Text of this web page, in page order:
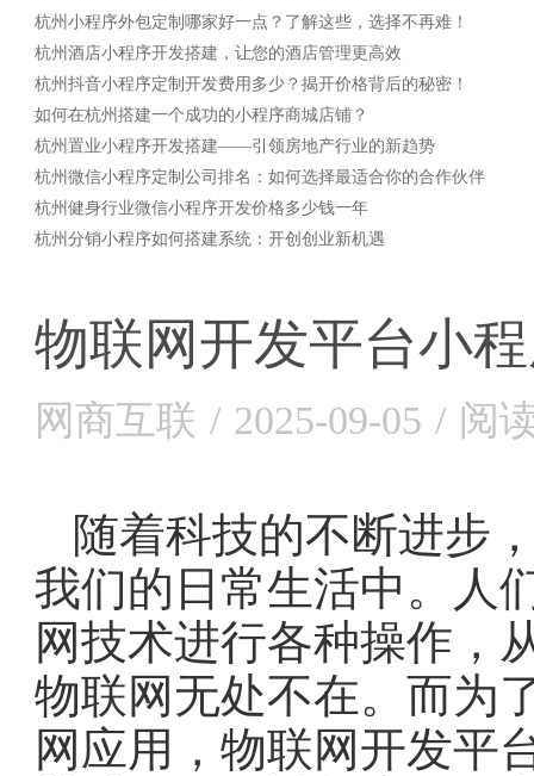
杭州小程序外包定制哪家好一点？了解这些，选择不再难！
杭州酒店小程序开发搭建，让您的酒店管理更高效
杭州抖音小程序定制开发费用多少？揭开价格背后的秘密！
如何在杭州搭建一个成功的小程序商城店铺？
杭州置业小程序开发搭建——引领房地产行业的新趋势
杭州微信小程序定制公司排名：如何选择最适合你的合作伙伴
杭州健身行业微信小程序开发价格多少钱一年
杭州分销小程序如何搭建系统：开创创业新机遇
物联网开发平台小
网商互联 / 2025-09-05 / 阅
随着科技的不断进步
我们的日常生活中。人
网技术进行各种操作，
物联网无处不在。而为
网应用，物联网开发平